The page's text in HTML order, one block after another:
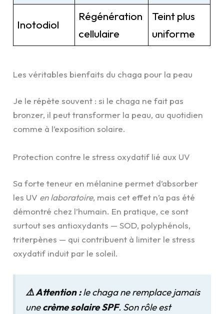
Inotodiol
Régénération
cellulaire
Teint plus
uniforme
Les véritables bienfaits du chaga pour la peau
Je le répète souvent : si le chaga ne fait pas
bronzer, il peut transformer la peau, au quotidien
comme à l’exposition solaire.
Protection contre le stress oxydatif lié aux UV
Sa forte teneur en mélanine permet d’absorber
les UV en laboratoire, mais cet effet n’a pas été
démontré chez l’humain. En pratique, ce sont
surtout ses antioxydants — SOD, polyphénols,
triterpènes — qui contribuent à limiter le stress
oxydatif induit par le soleil.
⚠️ Attention :le chaga ne remplace jamais
unecrème solaire SPF. Son rôle est